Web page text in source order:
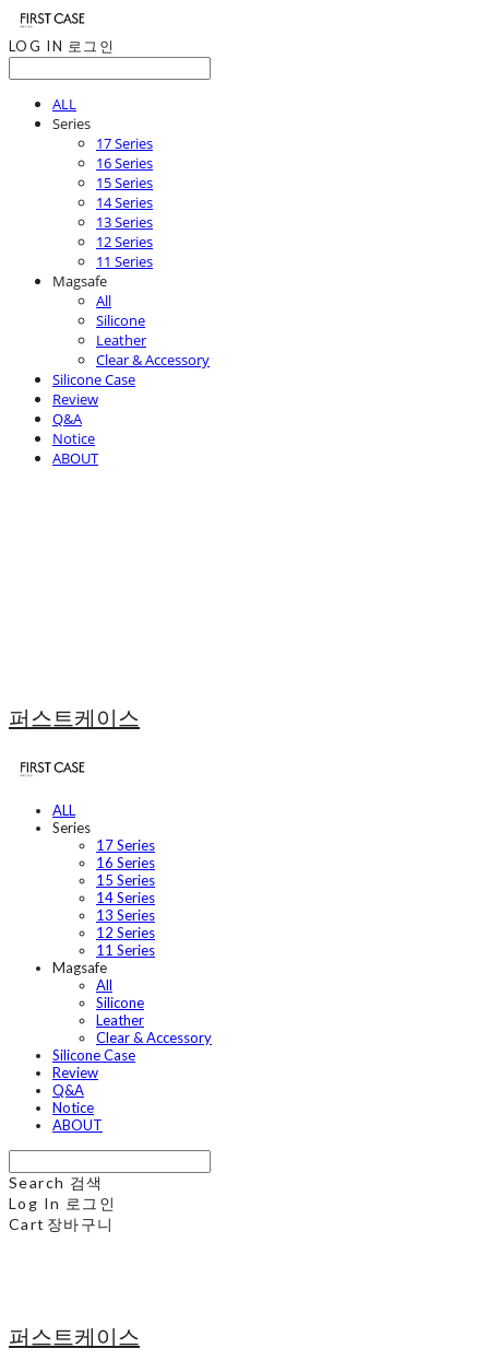
LOG IN 로그인
ALL
Series
17 Series
16 Series
15 Series
14 Series
13 Series
12 Series
11 Series
Magsafe
All
Silicone
Leather
Clear & Accessory
Silicone Case
Review
Q&A
Notice
ABOUT
퍼스트케이스
ALL
Series
17 Series
16 Series
15 Series
14 Series
13 Series
12 Series
11 Series
Magsafe
All
Silicone
Leather
Clear & Accessory
Silicone Case
Review
Q&A
Notice
ABOUT
Search 검색
Log In 로그인
Cart 장바구니
퍼스트케이스